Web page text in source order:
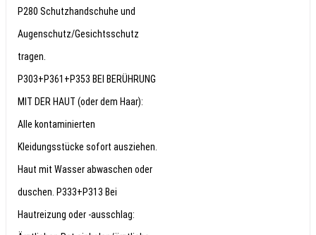
P280 Schutzhandschuhe und
Augenschutz/Gesichtsschutz
tragen.
P303+P361+P353 BEI BERÜHRUNG
MIT DER HAUT (oder dem Haar):
Alle kontaminierten
Kleidungsstücke sofort ausziehen.
Haut mit Wasser abwaschen oder
duschen. P333+P313 Bei
Hautreizung oder -ausschlag: